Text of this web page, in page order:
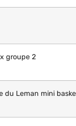
groupe 2
du Leman mini